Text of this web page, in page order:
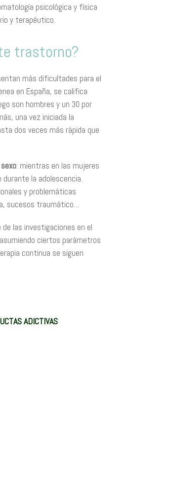
psicológica y física
y terapéutico.
trastorno?
más dificultades para el
en España, se califica
son hombres y un 30 por
una vez iniciada la
dos veces más rápida que
: mientras en las mujeres
la adolescencia.
y problemáticas
sucesos traumático…
las investigaciones en el
ciertos parámetros
continua se siguen
ADICTIVAS